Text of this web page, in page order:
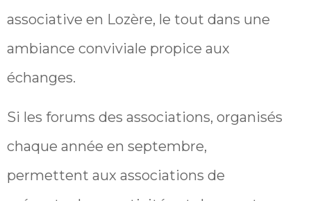
associative en Lozère, le tout dans une
ambiance conviviale propice aux
échanges.
Si les forums des associations, organisés
chaque année en septembre,
permettent aux associations de